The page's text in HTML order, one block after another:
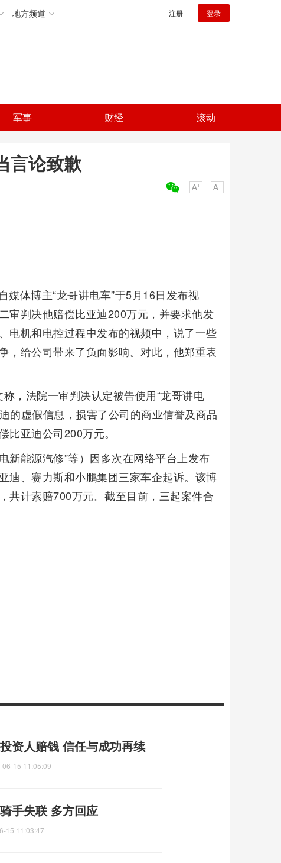
地方频道 注册 登录
军事 财经 滚动
言论致歉
体博主“龙哥讲电车”于5月16日发布视
审判决他赔偿比亚迪200万元，并要求他发
电机和电控过程中发布的视频中，说了一些
，给公司带来了负面影响。对此，他郑重表
，法院一审判决认定被告使用“龙哥讲电
的虚假信息，损害了公司的商业信誉及商品
亚迪公司200万元。
新能源汽修”等）因多次在网络平台上发布
迪、赛力斯和小鹏集团三家车企起诉。该博
共计索赔700万元。截至目前，三起案件合
资人赔钱 信任与成功再续
06-15 11:05:09
手失联 多方回应
15 11:03:47